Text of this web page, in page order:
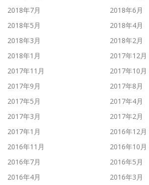
2018年7月
2018年6月
2018年5月
2018年4月
2018年3月
2018年2月
2018年1月
2017年12月
2017年11月
2017年10月
2017年9月
2017年8月
2017年5月
2017年4月
2017年3月
2017年2月
2017年1月
2016年12月
2016年11月
2016年10月
2016年7月
2016年5月
2016年4月
2016年3月